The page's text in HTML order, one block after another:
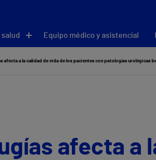
Equipo médico y asistencial
afecta a la calidad de vida de los pacientes con patologías urológicas
afecta a